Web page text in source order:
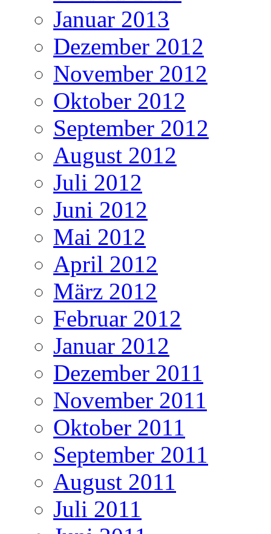
Januar 2013
Dezember 2012
November 2012
Oktober 2012
September 2012
August 2012
Juli 2012
Juni 2012
Mai 2012
April 2012
März 2012
Februar 2012
Januar 2012
Dezember 2011
November 2011
Oktober 2011
September 2011
August 2011
Juli 2011